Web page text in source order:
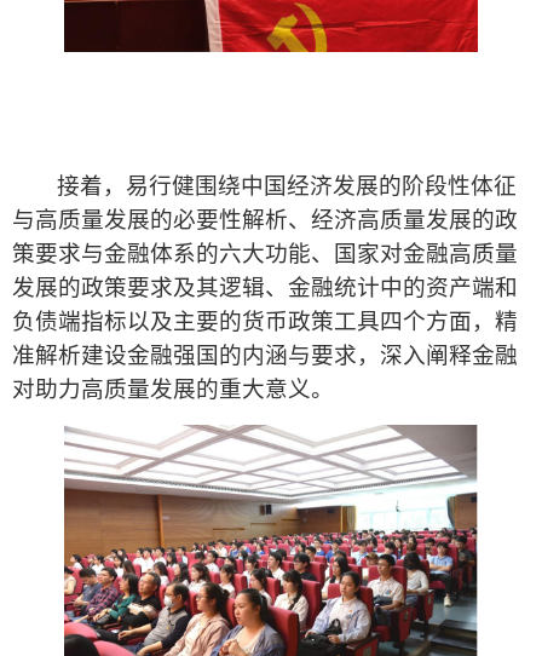
接着，易行健围绕中国经济发展的阶段性体征
与高质量发展的必要性解析、经济高质量发展的政
策要求与金融体系的六大功能、国家对金融高质量
发展的政策要求及其逻辑、金融统计中的资产端和
负债端指标以及主要的货币政策工具四个方面，精
准解析建设金融强国的内涵与要求，深入阐释金融
对助力高质量发展的重大意义。